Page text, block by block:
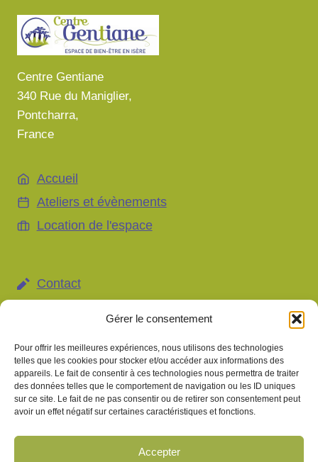
Gérer le consentement
Pour offrir les meilleures expériences, nous utilisons des technologies
telles que les cookies pour stocker et/ou accéder aux informations des
appareils. Le fait de consentir à ces technologies nous permettra de traiter
des données telles que le comportement de navigation ou les ID uniques
sur ce site. Le fait de ne pas consentir ou de retirer son consentement peut
avoir un effet négatif sur certaines caractéristiques et fonctions.
Accepter
Centre Gentiane
340 Rue du Maniglier,
Pontcharra,
France
Accueil
Ateliers et évènements
Location de l'espace
Contact
personnelles
Gestion des cookies
Information importante
s'inscrivent dans une démarche de bien-être et de